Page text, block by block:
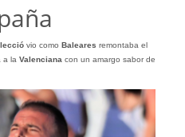
vio como Baleares remontaba el
a la Valenciana con un amargo sabor de